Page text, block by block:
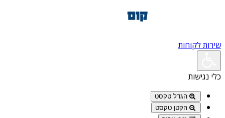
שירות לקוחות
כלי נגישות
הגדל טקסט
הקטן טקסט